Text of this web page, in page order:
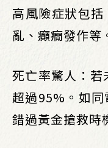
高風險症狀包
亂、癲癇發作等
死亡率驚人：
超過95%。如
錯過黃金搶救時